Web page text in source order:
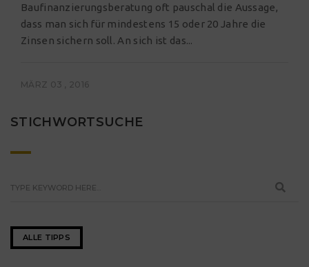
Baufinanzierungsberatung oft pauschal die Aussage,
dass man sich für mindestens 15 oder 20 Jahre die
Zinsen sichern soll. An sich ist das...
MÄRZ 03 , 2016
STICHWORTSUCHE
ALLE TIPPS